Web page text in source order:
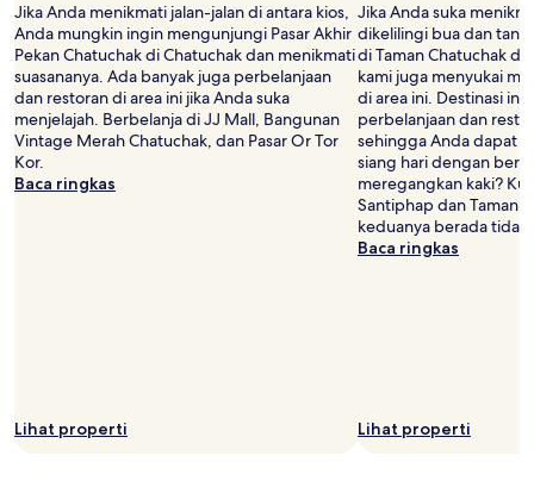
Jika Anda menikmati jalan-jalan di antara kios,
Anda mungkin ingin mengunjungi Pasar Akhir
Pekan Chatuchak di Chatuchak dan menikmati
suasananya. Ada banyak juga perbelanjaan
dan restoran di area ini jika Anda suka
menjelajah. Berbelanja di JJ Mall, Bangunan
Vintage Merah Chatuchak, dan Pasar Or Tor
Kor.
Baca ringkas
Lihat properti
Jika Anda suka
dikelilingi bua dan
di Taman Chatuchak di
kami juga menyukai
di area ini. Destinasi
perbelanjaan dan
sehingga Anda dapat
siang hari dengan
meregangkan kaki?
Santiphap dan Taman
keduanya berada tidak
Baca ringkas
Lihat properti